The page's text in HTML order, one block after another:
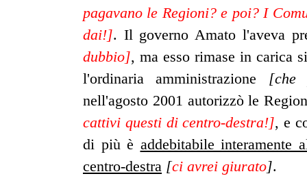
pagavano le Regioni? e poi? I
dai!]. Il governo Amato l'aveva
dubbio], ma esso rimase in carica
l'ordinaria amministrazione [che
nell'agosto 2001 autorizzò le
cattivi questi di centro-destra!], e
di più è addebitabile interamente
centro-destra [ci avrei giurato].